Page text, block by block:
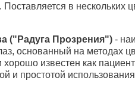
Поставляется в нескольких
("Радуга Прозрения") -
основанный на методах
хорошо известен как
и простотой